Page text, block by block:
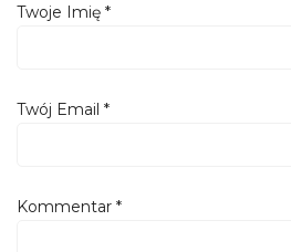
Twoje Imię *
Twój Email *
Kommentar *